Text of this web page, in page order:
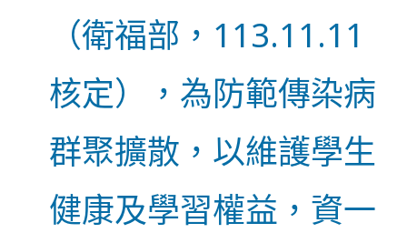
（衛福部，113.11.11
核定），為防範傳染病
群聚擴散，以維護學生
健康及學習權益，資一